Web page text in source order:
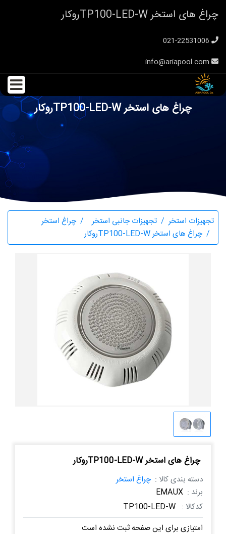
چراغ های استخر TP100-LED-Wروکار
چراغ های استخر TP100-LED-Wروکار
تجهیزات استخر تجهیزات جانبی استخر
چراغ استخر
چراغ های استخر TP100-LED-Wروکار
چراغ های استخر TP100-LED-Wروکار
دسته بندی کالا : چراغ استخر
برند : EMAUX
کدکالا : TP100-LED-W
امتیازی برای این صفحه ثبت نشده است